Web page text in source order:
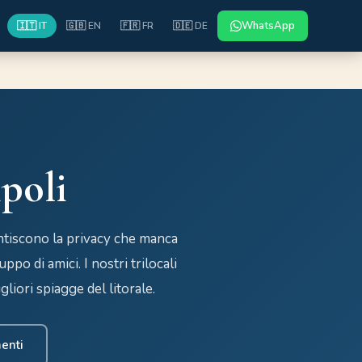
🇮🇹 IT 🇬🇧 EN 🇫🇷 FR 🇩🇪 DE WhatsApp
la privacy che manca
di amici. I nostri trilocali
spiagge del litorale.